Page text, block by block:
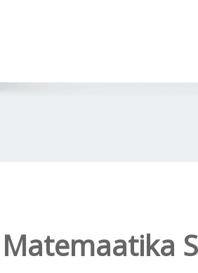
Matemaatika